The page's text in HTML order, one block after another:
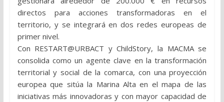
directos para acciones transformadoras en el
territorio, y se integrará en dos redes europeas de
primer nivel.
Con RESTART@URBACT y ChildStory, la MACMA se
consolida como un agente clave en la transformación
territorial y social de la comarca, con una proyección
europea que sitúa la Marina Alta en el mapa de las
iniciativas más innovadoras y con mayor capacidad de